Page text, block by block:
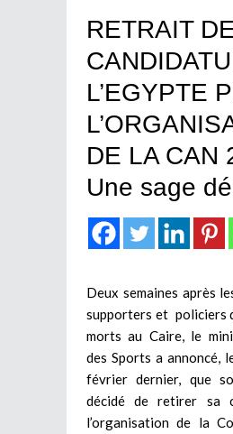
RETRAIT
L’EGYPTE
DE LA CAN
Une sage
Deux semaines après
supporters et policiers
morts au Caire, le
des Sports a annoncé,
février dernier, que
décidé de retirer sa
l’organisation de la